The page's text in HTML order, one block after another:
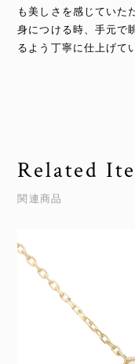
も美しさを感じていた
身につける時、手元で
るよう丁寧に仕上げて
Related
関連商品